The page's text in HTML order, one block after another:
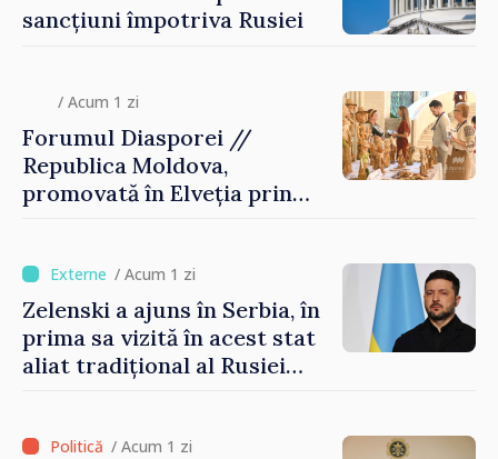
sancțiuni împotriva Rusiei
/ Acum 1 zi
Forumul Diasporei //
Republica Moldova,
promovată în Elveția prin
/ Acum 1 zi
Zelenski a ajuns în Serbia, în
prima sa vizită în acest stat
aliat tradițional al Rusiei
/ Acum 1 zi